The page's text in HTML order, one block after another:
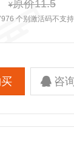
¥原价11.5
个别激活码不支
咨